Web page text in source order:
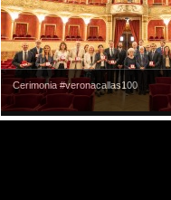
Cerimonia #veronacallas100